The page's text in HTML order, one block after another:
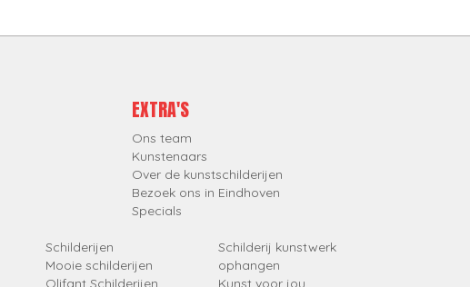
EXTRA'S
Ons team
Kunstenaars
Over de kunstschilderijen
Bezoek ons in Eindhoven
Specials
Schilderijen
Mooie schilderijen
Olifant Schilderijen
Schilderij kunstwerk
ophangen
Kunst voor jou